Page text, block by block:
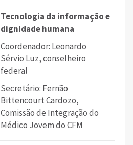
Tecnologia da informação e
dignidade humana
Coordenador: Leonardo
Sérvio Luz, conselheiro
federal
Secretário: Fernão
Bittencourt Cardozo,
Comissão de Integração do
Médico Jovem do CFM